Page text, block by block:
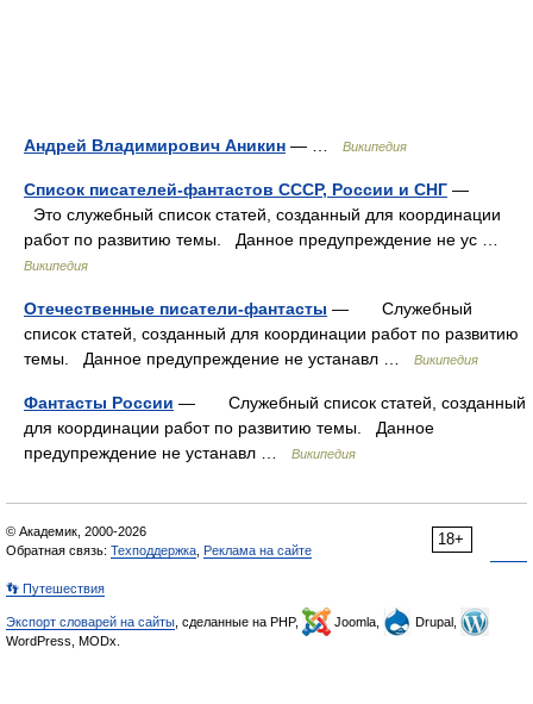
Андрей Владимирович Аникин — … Википедия
Список писателей-фантастов СССР, России и СНГ —
Это служебный список статей, созданный для координации
работ по развитию темы. Данное предупреждение не ус …
Википедия
Отечественные писатели-фантасты — Служебный
список статей, созданный для координации работ по развитию
темы. Данное предупреждение не устанавл …
Википедия
Фантасты России — Служебный список статей, созданный
для координации работ по развитию темы. Данное
предупреждение не устанавл …
Википедия
18+
© Академик, 2000-2026
Обратная связь: Техподдержка Реклама на сайте
👣 Путешествия
Экспорт словарей на сайты , сделанные на PHP, Joomla,
Drupal,
WordPress, MODx.